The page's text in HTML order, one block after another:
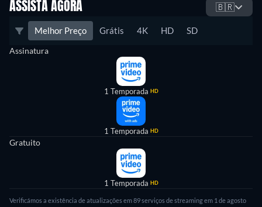
ASSISTA AGORA 🇧🇷
Melhor Preço Grátis 4K HD SD
Assinatura
1 Temporada HD
1 Temporada HD
Gratuito
1 Temporada HD
Verificámos a existência de atualizações em 89 serviços de streaming em 1 de agosto